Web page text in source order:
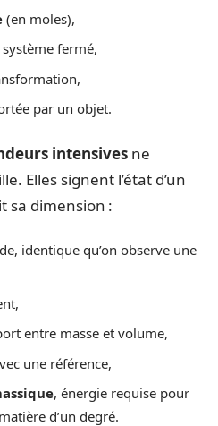
(en moles),
système fermé,
par un objet.
intensives ne
Elles signent l’état d’un
sa dimension :
identique qu’on observe une
entre masse et volume,
une référence,
, énergie requise pour
d’un degré.